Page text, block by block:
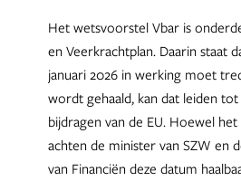
Het wetsvoorstel Vbar is
en Veerkrachtplan. Daarin staat
januari 2026 in werking moet
wordt gehaald, kan dat leiden
bijdragen van de EU. Hoewel
achten de minister van SZW en
van Financiën deze datum